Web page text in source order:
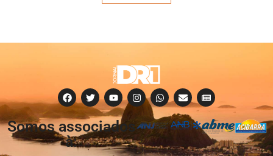
Somos associados
à: